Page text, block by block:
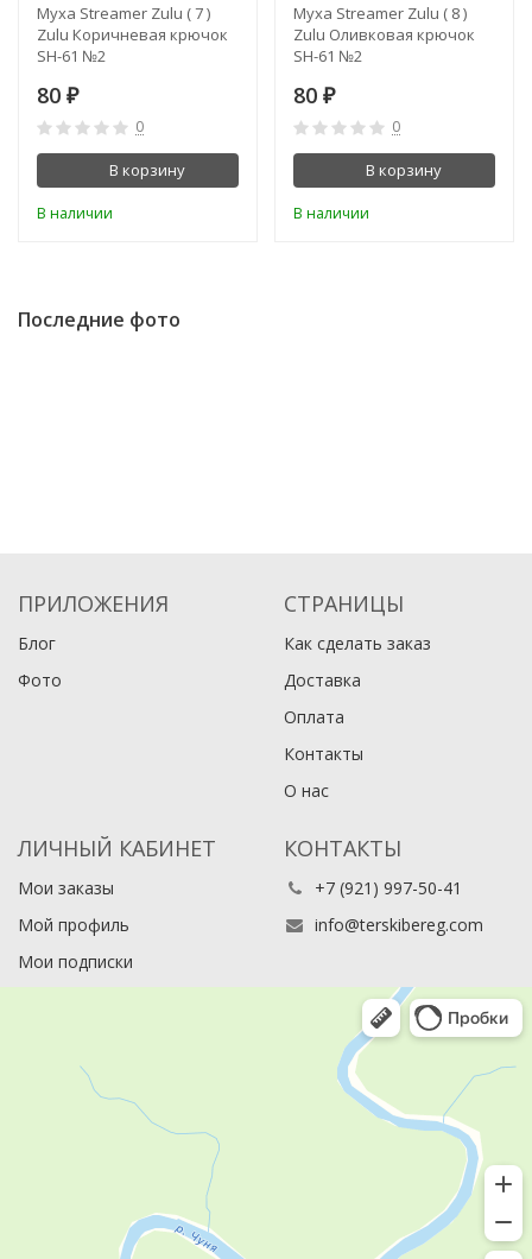
Муха Streamer Zulu ( 7 )
Zulu Коричневая крючок
SH-61 №2
80 ₽
0
В корзину
В наличии
Муха Streamer Zulu ( 8 )
Zulu Оливковая крючок
SH-61 №2
80 ₽
0
В корзину
В наличии
Последние фото
ПРИЛОЖЕНИЯ
Блог
Фото
СТРАНИЦЫ
Как сделать заказ
Доставка
Оплата
Контакты
О нас
ЛИЧНЫЙ КАБИНЕТ
Мои заказы
Мой профиль
Мои подписки
КОНТАКТЫ
+7 (921) 997-50-41
info@terskibereg.com